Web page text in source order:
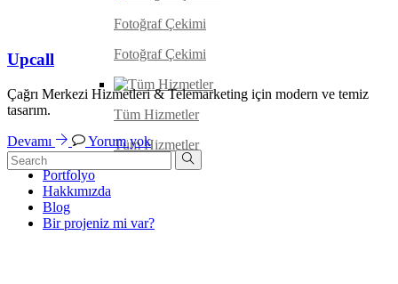
Fotoğraf Çekimi
Fotoğraf Çekimi
Tüm Hizmetler
Tüm Hizmetler
Portfolyo
Hakkımızda
Blog
Bir projeniz mi var?
Upcall
Çağrı Merkezi Hizmetleri & Telemarketing için modern ve temiz
tasarım.
Devamı Yorum yok